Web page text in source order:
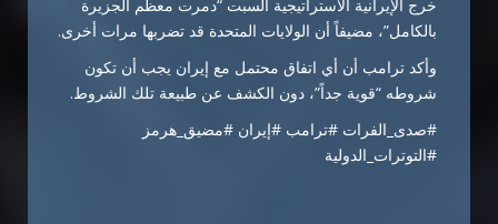
خرج الإيرانية الاستراتيجية السبت “دمرت معظم الجزيرة
بالكامل”، مضيفاً أن الولايات المتحدة قد تضربها مرات أخرى.
وأكد ترامب أن أي اتفاق محتمل مع إيران يجب أن تكون
شروطه “قوية جداً”، دون الكشف عن طبيعة تلك الشروط.
#صدى_الفرات #ترامب #إيران #مضيق_هرمز
#التوترات_الدولية